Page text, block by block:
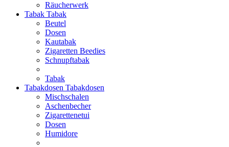
Räucherwerk
Tabak Tabak
Beutel
Dosen
Kautabak
Zigaretten Beedies
Schnupftabak
Tabak
Tabakdosen Tabakdosen
Mischschalen
Aschenbecher
Zigarettenetui
Dosen
Humidore